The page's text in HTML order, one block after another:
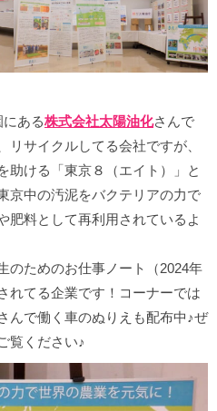
ある株式会社太陽油化さんで
サイクルしてる会社ですが、
助ける「東京８（エイト）」と
京中の汚泥をバクテリアの力で
肥料として再利用されているよ
のためのお仕事ノート（2024年
れてる企業です！コーナーでは
んで働く車のぬりえも配布中♪ぜ
覧ください♪